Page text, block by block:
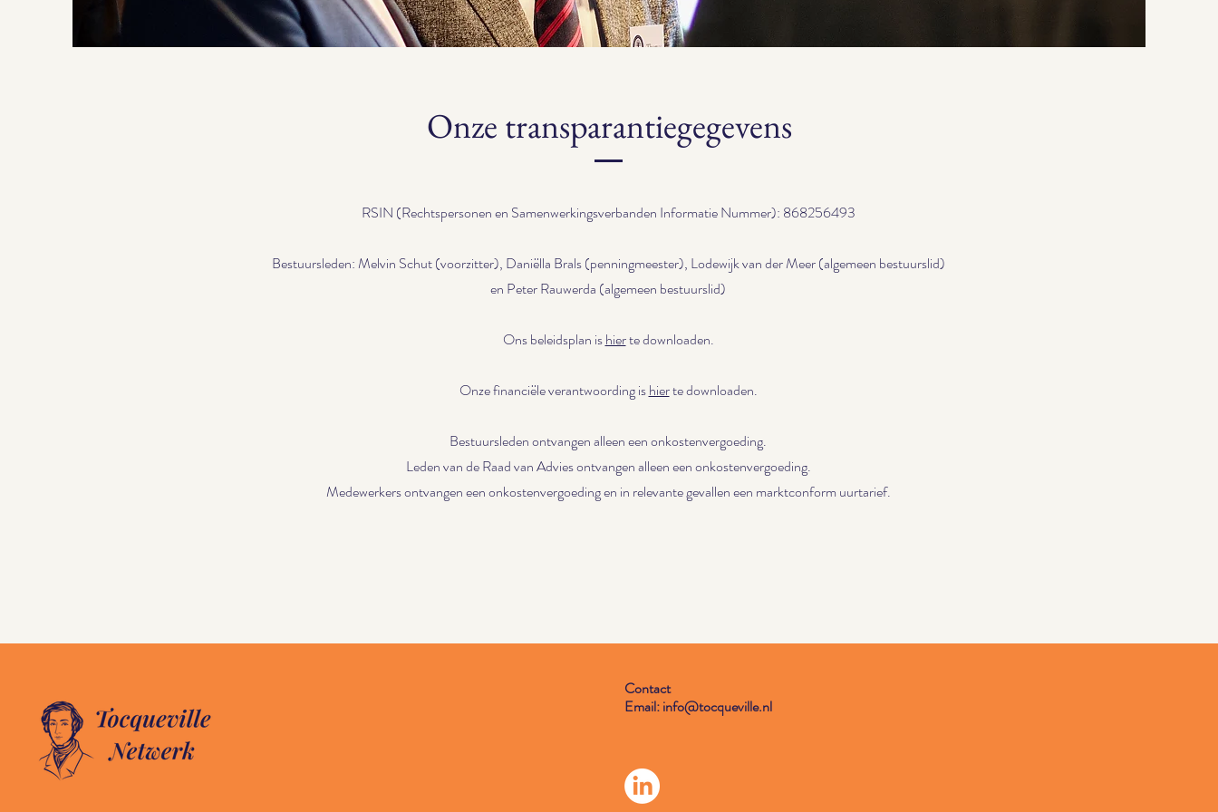
Onze transparantiegegevens
RSIN (Rechtspersonen en Samenwerkingsverbanden Informatie Nummer): 868256493
Bestuursleden: Melvin Schut (voorzitter), Daniëlla Brals (penningmeester), Lodewijk van der Meer (algemeen bestuurslid)
en Peter Rauwerda (algemeen bestuurslid)
Ons beleidsplan ishierte downloaden.
Onze financiële verantwoording ishierte downloaden.
Bestuursleden ontvangen alleen een onkostenvergoeding.
Leden van de Raad van Advies ontvangen alleen een onkostenvergoeding.
Medewerkers ontvangen een onkostenvergoeding en in relevante gevallen een marktconform uurtarief.
Contact
Email:info@tocqueville.nl